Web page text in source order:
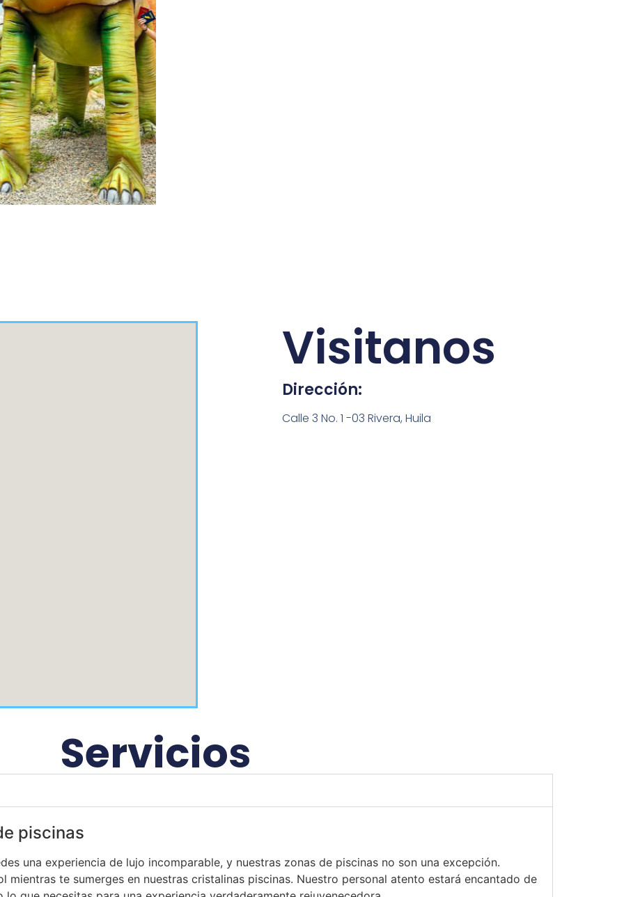
Visitanos
Dirección:
Calle 3 No. 1 -03 Rivera, Huila
Servicios
piscinas
una experiencia de lujo incomparable, y nuestras zonas de piscinas no son una excepción.
mientras te sumerges en nuestras cristalinas piscinas. Nuestro personal atento estará encantado de